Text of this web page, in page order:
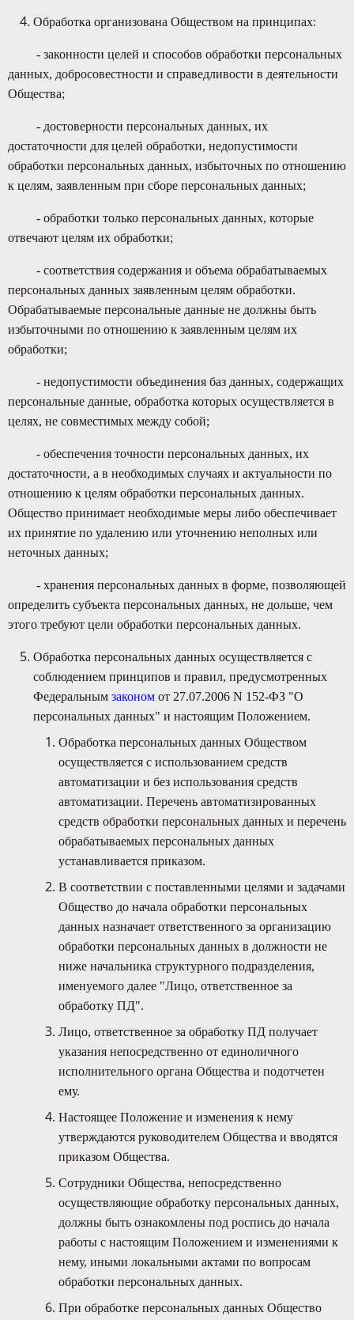
Обработка организована Обществом на принципах:
- законности целей и способов обработки персональных
данных, добросовестности и справедливости в деятельности
Общества;
- достоверности персональных данных, их
достаточности для целей обработки, недопустимости
обработки персональных данных, избыточных по отношению
к целям, заявленным при сборе персональных данных;
- обработки только персональных данных, которые
отвечают целям их обработки;
- соответствия содержания и объема обрабатываемых
персональных данных заявленным целям обработки.
Обрабатываемые персональные данные не должны быть
избыточными по отношению к заявленным целям их
обработки;
- недопустимости объединения баз данных, содержащих
персональные данные, обработка которых осуществляется в
целях, не совместимых между собой;
- обеспечения точности персональных данных, их
достаточности, а в необходимых случаях и актуальности по
отношению к целям обработки персональных данных.
Общество принимает необходимые меры либо обеспечивает
их принятие по удалению или уточнению неполных или
неточных данных;
- хранения персональных данных в форме, позволяющей
определить субъекта персональных данных, не дольше, чем
этого требуют цели обработки персональных данных.
Обработка персональных данных осуществляется с
соблюдением принципов и правил, предусмотренных
Федеральным законом от 27.07.2006 N 152-ФЗ "О
персональных данных" и настоящим Положением.
Обработка персональных данных Обществом
осуществляется с использованием средств
автоматизации и без использования средств
автоматизации. Перечень автоматизированных
средств обработки персональных данных и перечень
обрабатываемых персональных данных
устанавливается приказом.
В соответствии с поставленными целями и задачами
Общество до начала обработки персональных
данных назначает ответственного за организацию
обработки персональных данных в должности не
ниже начальника структурного подразделения,
именуемого далее "Лицо, ответственное за
обработку ПД".
Лицо, ответственное за обработку ПД получает
указания непосредственно от единоличного
исполнительного органа Общества и подотчетен
ему.
Настоящее Положение и изменения к нему
утверждаются руководителем Общества и вводятся
приказом Общества.
Сотрудники Общества, непосредственно
осуществляющие обработку персональных данных,
должны быть ознакомлены под роспись до начала
работы с настоящим Положением и изменениями к
нему, иными локальными актами по вопросам
обработки персональных данных.
При обработке персональных данных Общество